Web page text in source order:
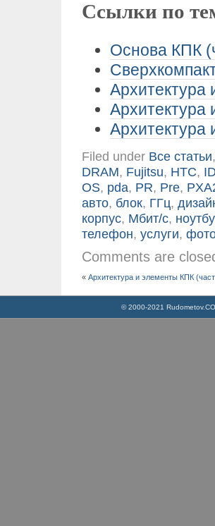
Ссылки по
Основа КПК
Архитектура
Архитектура
Архитектура
Filed under Все статьи
DRAM, Fujitsu, HTC,
OS, pda, PR, Pre,
авто, блок, ГГц,
корпус, Мбит/с,
телефон,услуги,
Comments are
«Архитектура и элементы КПК
© 2000-2021